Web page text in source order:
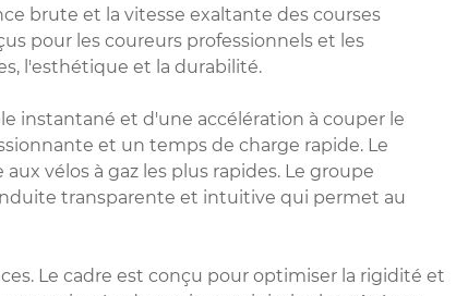
brute et la vitesse exaltante des courses
pour les coureurs professionnels et les
l'esthétique et la durabilité.
instantané et d'une accélération à couper le
et un temps de charge rapide. Le
vélos à gaz les plus rapides. Le groupe
transparente et intuitive qui permet au
Le cadre est conçu pour optimiser la rigidité et